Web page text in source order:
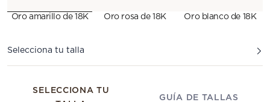
Oro amarillo de 18K Oro rosa de 18K Oro blanco de 18K
Selecciona tu talla
SELECCIONA TU
GUÍA DE TALLAS